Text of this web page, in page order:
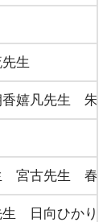
ラー☆アリー
サロン spirica(
ラクゼーショ
生
嬉凡先生
宮古先生 春
日向ひかり